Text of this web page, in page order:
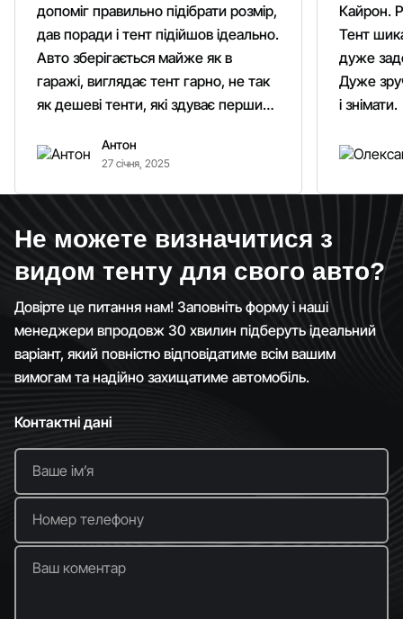
допоміг правильно підібрати розмір,
дав поради і тент підійшов ідеально.
Авто зберігається майже як в
гаражі, виглядає тент гарно, не так
як дешеві тенти, які здуває першим
Рекомендую однозначно!
Антон
27 січня, 2025
Кайрон.
Тент
дуже
Дуже
і знімати.
Не можете визначитися з
видом тенту для свого авто?
Довірте це питання нам! Заповніть форму і наші
менеджери впродовж 30 хвилин підберуть ідеальний
варіант, який повністю відповідатиме всім вашим
вимогам та надійно захищатиме автомобіль.
Контактні дані
Ваше імʼя
Номер телефону
Ваш коментар